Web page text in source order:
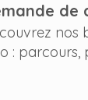
de
nos
: parcours,